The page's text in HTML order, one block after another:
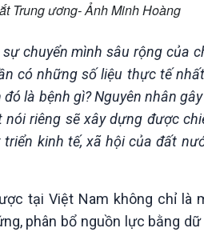
Trung ương- Ảnh Minh Hoàng
chuyển mình sâu rộng của
có những số liệu thực tế
là bệnh gì? Nguyên nhân
riêng sẽ xây dựng được
kinh tế, xã hội của đất
tại Việt Nam không chỉ là
phân bổ nguồn lực bằng